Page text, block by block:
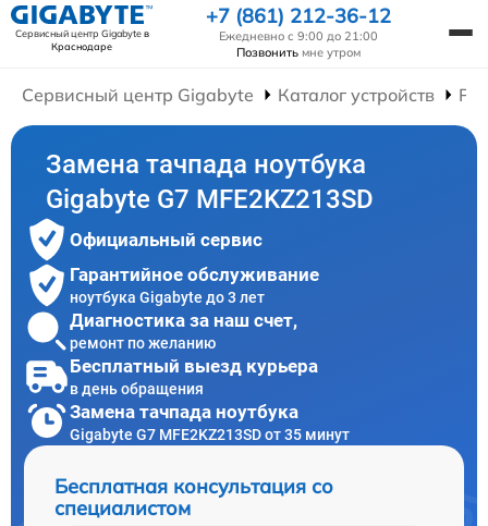
Сервисный центр Gigabyteв
Краснодаре
+7 (861) 212-36-12
Ежедневно с 9:00 до 21:00
Позвонить мне утром
Сервисный центр Gigabyte Каталог устройств
Замена тачпада ноутбука
Gigabyte G7 MFE2KZ213SD
Официальный сервис
Гарантийное обслуживание
ноутбука Gigabyte до 3 лет
Диагностика за наш счет,
ремонт по желанию
Бесплатный выезд курьера
в день обращения
Замена тачпада ноутбука
Gigabyte G7 MFE2KZ213SD от 35 минут
Бесплатная консультация со
специалистом